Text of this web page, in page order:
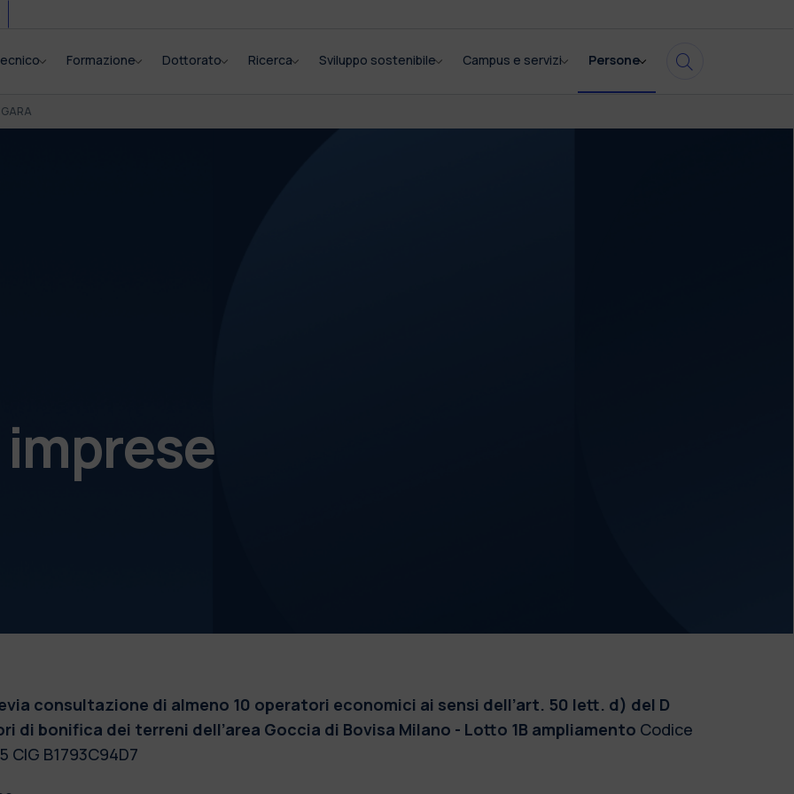
Formazione Dottorato Ricerca Sviluppo sostenibile Campus e servizi Persone
consultazione di almeno 10 operatori economici ai sensi dell’art. 50 lett. d) del D
di bonifica dei terreni dell’area Goccia di Bovisa Milano - Lotto 1B ampliamento Codice
CIG B1793C94D7